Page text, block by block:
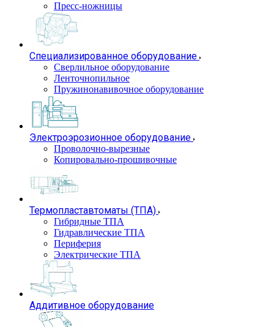
Пресс-ножницы
Специализированное оборудование
Сверлильное оборудование
Ленточнопильное
Пружинонавивочное оборудование
Электроэрозионное оборудование
Проволочно-вырезные
Копировально-прошивочные
Термопластавтоматы (ТПА)
Гибридные ТПА
Гидравлические ТПА
Периферия
Электрические ТПА
Аддитивное оборудование